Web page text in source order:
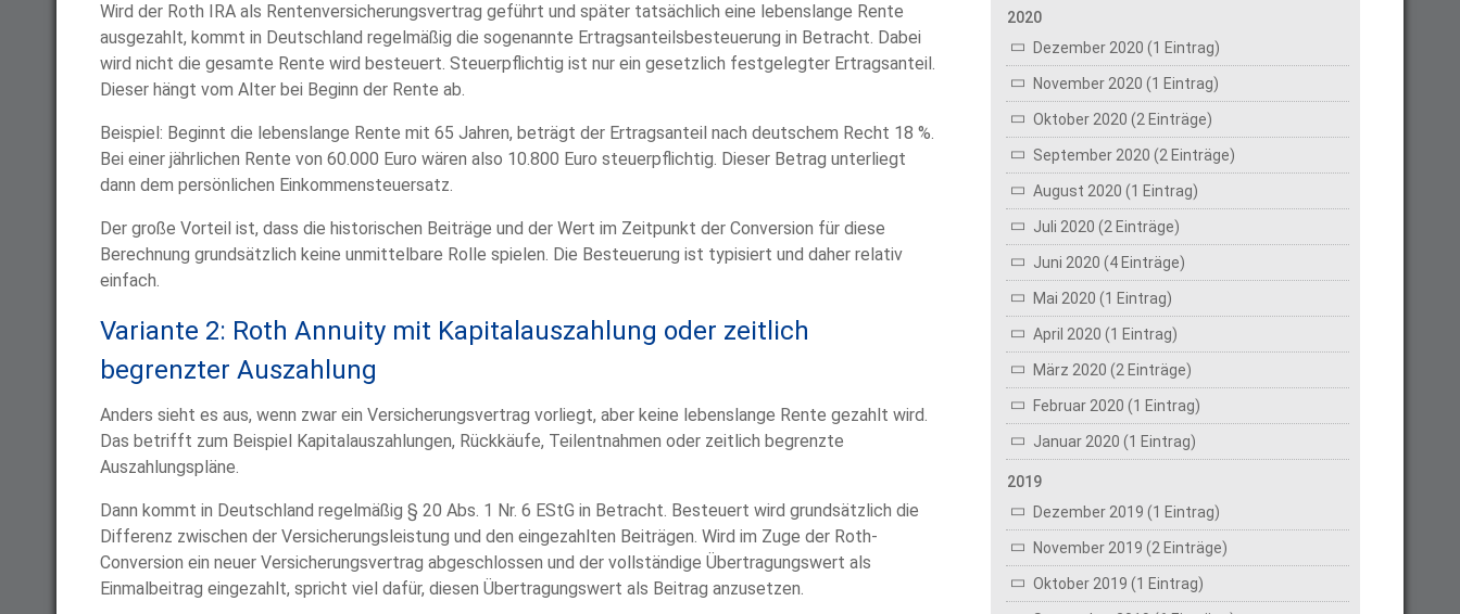
2020
Dezember 2020 (1 Eintrag)
November 2020 (1 Eintrag)
Oktober 2020 (2 Einträge)
September 2020 (2 Einträge)
August 2020 (1 Eintrag)
Juli 2020 (2 Einträge)
Juni 2020 (4 Einträge)
Mai 2020 (1 Eintrag)
April 2020 (1 Eintrag)
März 2020 (2 Einträge)
Februar 2020 (1 Eintrag)
Januar 2020 (1 Eintrag)
2019
Dezember 2019 (1 Eintrag)
November 2019 (2 Einträge)
Oktober 2019 (1 Eintrag)
Wird der Roth IRA als Rentenversicherungsvertrag geführt und später tatsächlich eine lebenslange Rente
ausgezahlt, kommt in Deutschland regelmäßig die sogenannte Ertragsanteilsbesteuerung in Betracht. Dabei
wird nicht die gesamte Rente wird besteuert. Steuerpflichtig ist nur ein gesetzlich festgelegter Ertragsanteil.
Dieser hängt vom Alter bei Beginn der Rente ab.
Beispiel: Beginnt die lebenslange Rente mit 65 Jahren, beträgt der Ertragsanteil nach deutschem Recht 18 %.
Bei einer jährlichen Rente von 60.000 Euro wären also 10.800 Euro steuerpflichtig. Dieser Betrag unterliegt
dann dem persönlichen Einkommensteuersatz.
Der große Vorteil ist, dass die historischen Beiträge und der Wert im Zeitpunkt der Conversion für diese
Berechnung grundsätzlich keine unmittelbare Rolle spielen. Die Besteuerung ist typisiert und daher relativ
einfach.
Variante 2: Roth Annuity mit Kapitalauszahlung oder zeitlich
begrenzter Auszahlung
Anders sieht es aus, wenn zwar ein Versicherungsvertrag vorliegt, aber keine lebenslange Rente gezahlt wird.
Das betrifft zum Beispiel Kapitalauszahlungen, Rückkäufe, Teilentnahmen oder zeitlich begrenzte
Auszahlungspläne.
Dann kommt in Deutschland regelmäßig § 20 Abs. 1 Nr. 6 EStG in Betracht. Besteuert wird grundsätzlich die
Differenz zwischen der Versicherungsleistung und den eingezahlten Beiträgen. Wird im Zuge der Roth-
Conversion ein neuer Versicherungsvertrag abgeschlossen und der vollständige Übertragungswert als
Einmalbeitrag eingezahlt, spricht viel dafür, diesen Übertragungswert als Beitrag anzusetzen.